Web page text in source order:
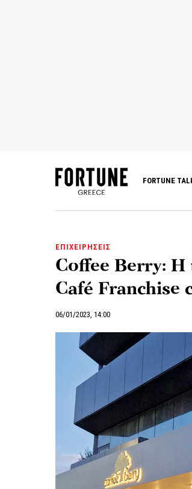
FORTUNE
ΕΠΙΧΕΙΡΗΣΕΙΣ
Coffee Berry: Η
Café Franchise
06/01/2023, 14:00